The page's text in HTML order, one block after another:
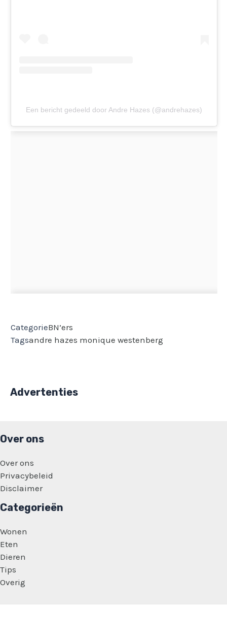
Een bericht gedeeld door Andre Hazes (@andrehazes)
CategorieBN’ers
Tagsandre hazes monique westenberg
Advertenties
Over ons
Over ons
Privacybeleid
Disclaimer
Categorieën
Wonen
Eten
Dieren
Tips
Overig